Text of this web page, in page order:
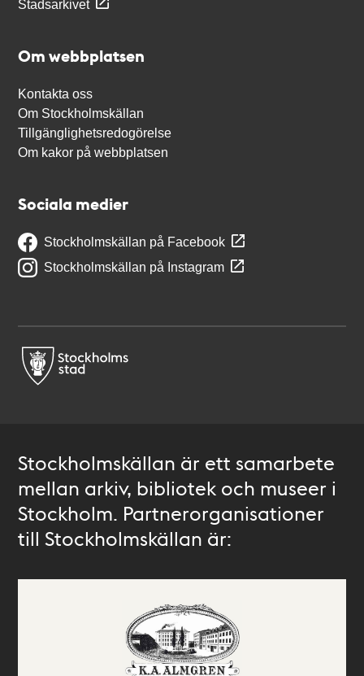
Stadsarkivet
Om webbplatsen
Kontakta oss
Om Stockholmskällan
Tillgänglighetsredogörelse
Om kakor på webbplatsen
Sociala medier
Stockholmskällan på Facebook
Stockholmskällan på Instagram
Stockholmskällan är ett samarbete
mellan arkiv, bibliotek och museer i
Stockholm. Partnerorganisationer
till Stockholmskällan är: